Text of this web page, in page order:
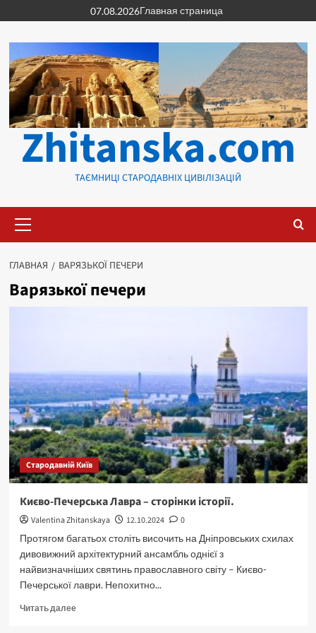
к
содержимому
07.08.2026Главная страница
Zhitanska.com
ТАЄМНИЦІ СТАРОДАВНІХ ЦИВІЛІЗАЦІЙ
меню
ГЛАВНАЯ ВАРЯЗЬКОЇ ПЕЧЕРИ
Варязької печери
Стародавній Київ
Києво-Печерська Лавра – сторінки історії.
Valentina Zhitanskaya 12.10.2024
0
Протягом багатьох століть височить на Дніпровських схилах
дивовижний архітектурний ансамбль однієї з
найвизначніших святинь православного світу – Києво-
Печерської лаври. Непохитно...
Читать далееПрочитать